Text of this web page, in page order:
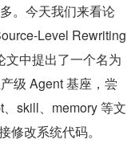
。今天我们来看论
Level Rewriting
文中提出了一个名为
级 Agent 基座，尝
skill、memory 等文
改系统代码。